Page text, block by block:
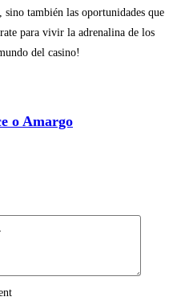
también las oportunidades que
para vivir la adrenalina de los
del casino!
o Amargo